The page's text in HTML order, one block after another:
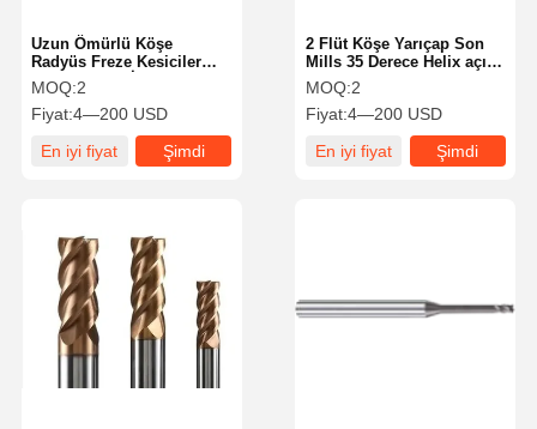
2 Flüt Köşe Yarıçap Son
Mills 35 Derece Helix açı
Dayanıklı Yüksek Güç
MOQ:2
Fiyat:4—200 USD
En iyi fiyat
Şimdi
Uzun Ömürlü Köşe
Radyüs Freze Kesiciler
Entegre Yapı İle Aşınmaya
Dayanıklı
MOQ:2
Fiyat:4—200 USD
En iyi fiyat
Şimdi